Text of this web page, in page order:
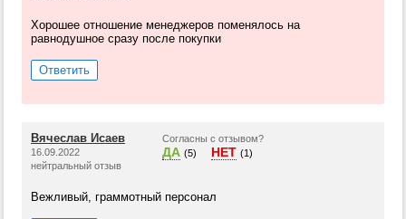
Хорошее отношение менеджеров поменялось на
равнодушное сразу после покупки
Ответить
Вячеслав Исаев
16.09.2022
нейтральный отзыв
Согласны с отзывом?
ДА (5) НЕТ (1)
Вежливый, граммотный персонал